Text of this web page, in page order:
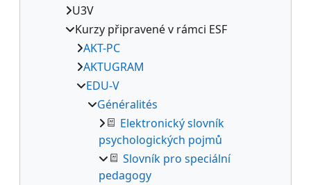
U3V
Kurzy připravené v rámci ESF
AKT-PC
AKTUGRAM
EDU-V
Généralités
Elektronický slovník
psychologických pojmů
Slovník pro speciální
pedagogy